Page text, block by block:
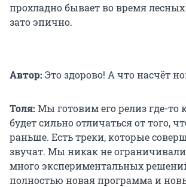
прохладно бывает во время
зато эпично.
Автор: Это здорово! А что насчёт
Толя: Мы готовим его релиз где-то
будет сильно отличаться от того,
раньше. Есть треки, которые
звучат. Мы никак не
много экспериментальных
полностью новая программа и